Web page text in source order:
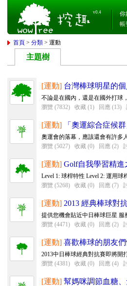
v0.4
你
帳
首頁 >分類 > 運動
主題樹
[運動] 台灣棒球明星的
不論是在國內，還是在國外打球
瀏覽 (7832)
收藏 (1) 回應 (13)
[運動] 「奧運綜合症候
奧運會的落幕，應該還會有許多
瀏覽 (5027)
收藏 (0) 回應 (2)
[運動] Golf自我學習精進
Level 1: 球桿特性 Level 2: 運用球
瀏覽 (5268)
收藏 (0) 回應 (7)
[運動] 2013 經典棒球對
提供您機會貼近中日棒球巨星 服
瀏覽 (4471)
收藏 (0) 回應 (2)
[運動] 喜歡棒球的朋友們
2013中日棒球經典對抗賽即將開
瀏覽 (4381)
收藏 (0) 回應 (4)
[運動] 幫媽咪調節血糖